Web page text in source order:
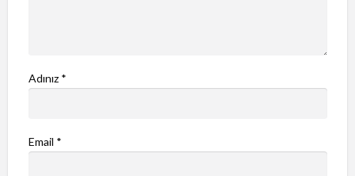
Adınız *
Email *